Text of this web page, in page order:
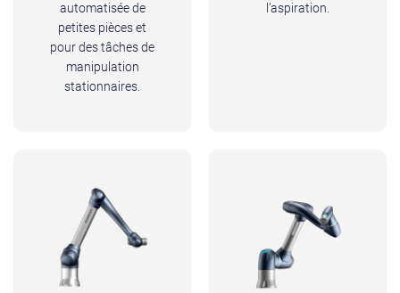
automatisée de
petites pièces et
pour des tâches de
manipulation
stationnaires.
l’aspiration.